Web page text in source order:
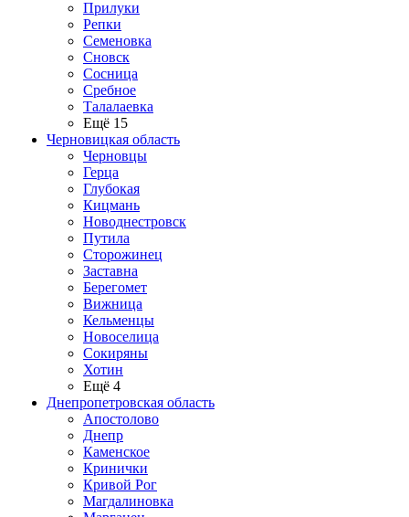
Прилуки
Репки
Семеновка
Сновск
Сосница
Сребное
Талалаевка
Ещё 15
Черновицкая область
Черновцы
Герца
Глубокая
Кицмань
Новоднестровск
Путила
Сторожинец
Заставна
Берегомет
Вижница
Кельменцы
Новоселица
Сокиряны
Хотин
Ещё 4
Днепропетровская область
Апостолово
Днепр
Каменское
Кринички
Кривой Рог
Магдалиновка